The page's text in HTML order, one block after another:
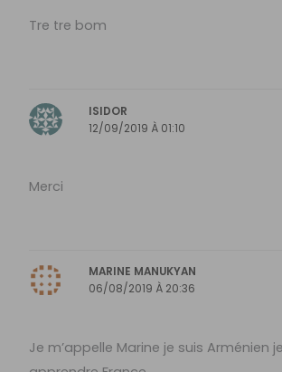
Tre tre bom
ISIDOR
12/09/2019 À 01:10
Merci
MARINE MANUKYAN
06/08/2019 À 20:36
Je m’appelle Marine je suis Arménien